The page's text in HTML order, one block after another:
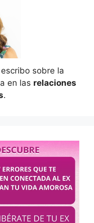
sobre la
en las relaciones
.